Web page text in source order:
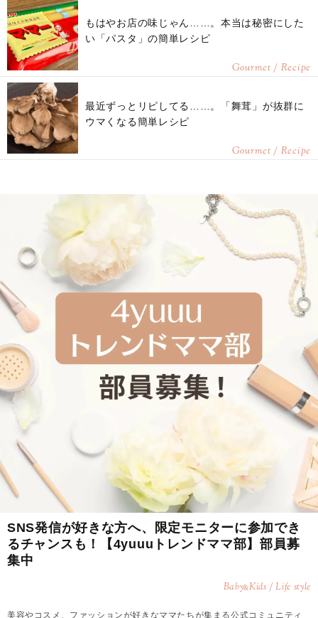
もはやお店の味じゃん……。本当は秘密にした
い「パスタ」の簡単レシピ
Gourmet / Recipe
最近ずっとリピしてる……。「舞茸」が抜群に
ウマくなる簡単レシピ
Gourmet / Recipe
SNS発信が好きな方へ、限定モニターに参加でき
るチャンスも！【4yuuuトレンドママ部】部員募
集中
Baby&Kids / Life style
美容やコスメ、ファッションが好きなママたちが集まる公式コミュニティ